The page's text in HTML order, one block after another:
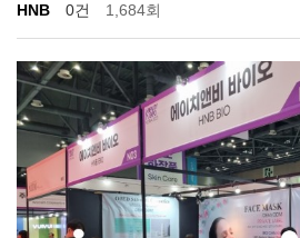
HNB 0건 1,684회